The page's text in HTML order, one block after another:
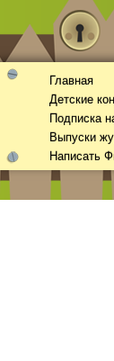
Главная
Детские
Подписка
Выпуски
Написать